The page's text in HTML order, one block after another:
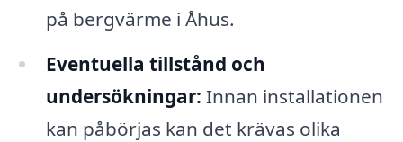
på bergvärme i Åhus.
Eventuella tillstånd och
undersökningar: Innan installationen
kan påbörjas kan det krävas olika